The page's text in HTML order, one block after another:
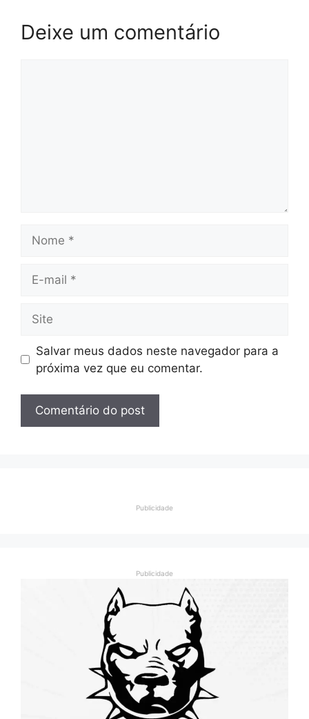
Deixe um comentário
mail
Salvar meus dados neste navegador para a
próxima vez que eu comentar.
Publicidade
Publicidade